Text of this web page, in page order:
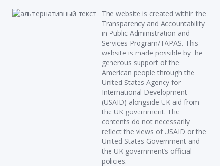
The website is created within the
Transparency and Accountability
in Public Administration and
Services Program/TAPAS. This
website is made possible by the
generous support of the
American people through the
United States Agency for
International Development
(USAID) alongside UK aid from
the UK government. The
contents do not necessarily
reflect the views of USAID or the
United States Government and
the UK government’s official
policies.